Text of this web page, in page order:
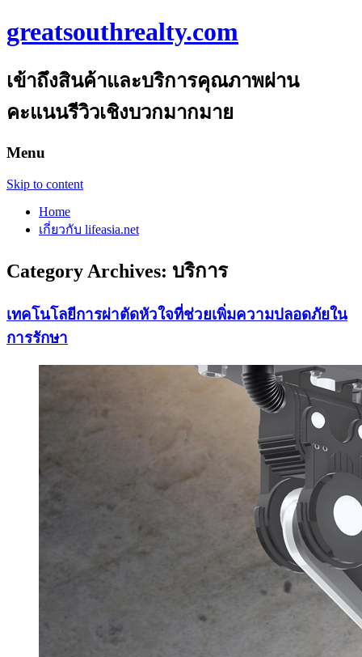
greatsouthrealty.com
เข้าถึงสินค้าและบริการคุณภาพผ่าน
คะแนนรีวิวเชิงบวกมากมาย
Menu
Skip to content
Home
เกี่ยวกับ lifeasia.net
Category Archives: บริการ
เทคโนโลยีการผ่าตัดหัวใจที่ช่วยเพิ่มความปลอดภัยใน
การรักษา